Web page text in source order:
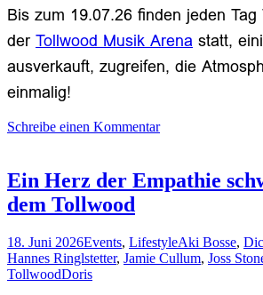
Bis zum 19.07.26 finden jeden Tag
der Tollwood Musik Arena statt,
ausverkauft, zugreifen, die
einmalig!
Schreibe einen Kommentar
Ein Herz der Empathie
dem Tollwood
18. Juni 2026Events, LifestyleAki Bosse,
Hannes Ringlstetter, Jamie Cullum, Joss
TollwoodDoris